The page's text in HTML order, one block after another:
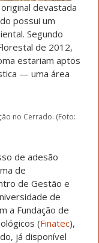
devastada
possui um
Segundo
de 2012,
estariam aptos
— uma área
no Cerrado. (Foto:
de adesão
de
de Gestão e
de
a Fundação de
(Finatec),
já disponível